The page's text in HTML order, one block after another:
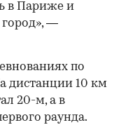
в Париже и
город», —
по
дистанции 10 км
20-м, а в
раунда.